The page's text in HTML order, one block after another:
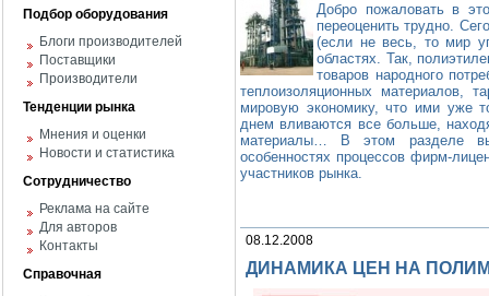
Подбор оборудования
Блоги производителей
Поставщики
Производители
Тенденции рынка
Мнения и оценки
Новости и статистика
Сотрудничество
Реклама на сайте
Для авторов
Контакты
Справочная
Добро пожаловать в
переоценить трудно.
(если не весь, то мир
областях. Так,
товаров народного
теплоизоляционных материалов,
мировую экономику, что ими уже
днем вливаются все больше,
материалы… В этом разделе вы
особенностях процессов фирм-
участников рынка.
08.12.2008
ДИНАМИКА ЦЕН НА